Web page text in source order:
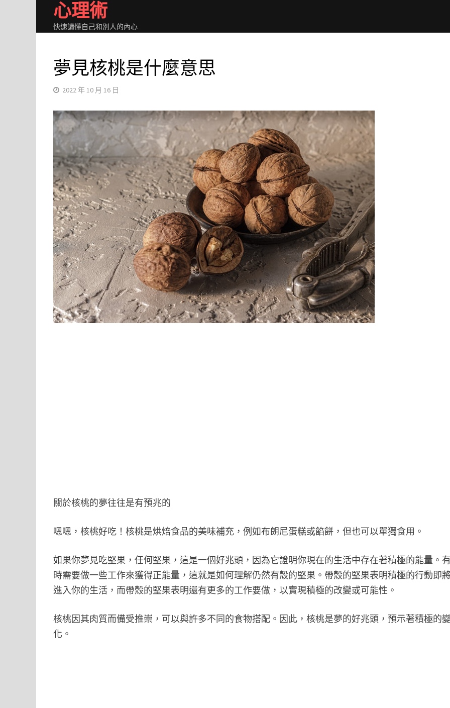
content
心理術
快速讀懂自己和別人的內心
夢見核桃是什麼意思
2022 年 10 月 16 日
關於核桃的夢往往是有預兆的
嗯嗯，核桃好吃！核桃是烘焙食品的美味補充，例如布朗尼蛋糕或餡餅，但也可以單獨食用。
如果你夢見吃堅果，任何堅果，這是一個好兆頭，因為它證明你現在的生活中存在著積極的能量。有
時需要做一些工作來獲得正能量，這就是如何理解仍然有殼的堅果。帶殼的堅果表明積極的行動即
進入你的生活，而帶殼的堅果表明還有更多的工作要做，以實現積極的改變或可能性。
核桃因其肉質而備受推崇，可以與許多不同的食物搭配。因此，核桃是夢的好兆頭，預示著積極的變
化。